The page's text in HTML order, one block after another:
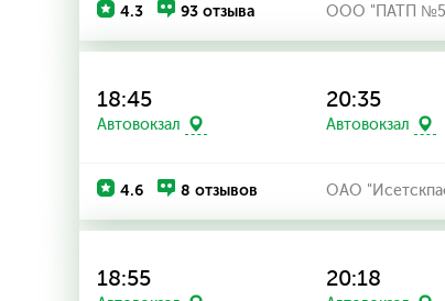
4.3 93 отзыва ООО "ПАТП
18:45
Автовокзал
20:35
Автовокзал
4.6 8 отзывов ОАО
18:55 20:18